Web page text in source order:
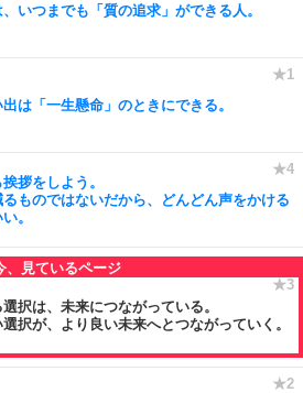
いつまでも「質の追求」ができる人。
は「一生懸命」のときにできる。
拶をしよう。
ものではないだから、どんどん声をかける
。
択は、未来につながっている。
選択が、より良い未来へとつながっていく。